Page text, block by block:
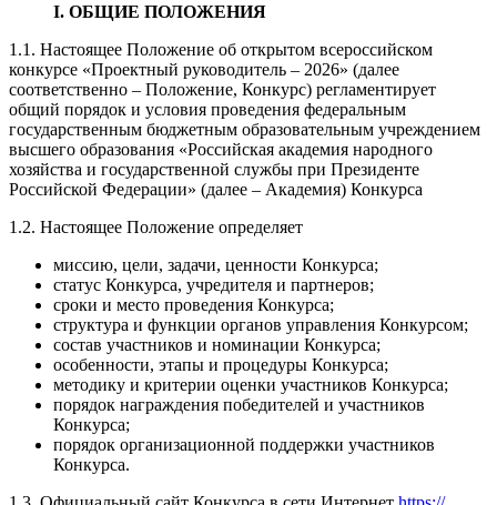
I. ОБЩИЕ ПОЛОЖЕНИЯ
1.1. Настоящее Положение об открытом всероссийском
конкурсе «Проектный руководитель – 2026» (далее
соответственно – Положение, Конкурс) регламентирует
общий порядок и условия проведения федеральным
государственным бюджетным образовательным учреждением
высшего образования «Российская академия народного
хозяйства и государственной службы при Президенте
Российской Федерации» (далее – Академия) Конкурса
1.2. Настоящее Положение определяет
миссию, цели, задачи, ценности Конкурса;
статус Конкурса, учредителя и партнеров;
сроки и место проведения Конкурса;
структура и функции органов управления Конкурсом;
состав участников и номинации Конкурса;
особенности, этапы и процедуры Конкурса;
методику и критерии оценки участников Конкурса;
порядок награждения победителей и участников
Конкурса;
порядок организационной поддержки участников
Конкурса.